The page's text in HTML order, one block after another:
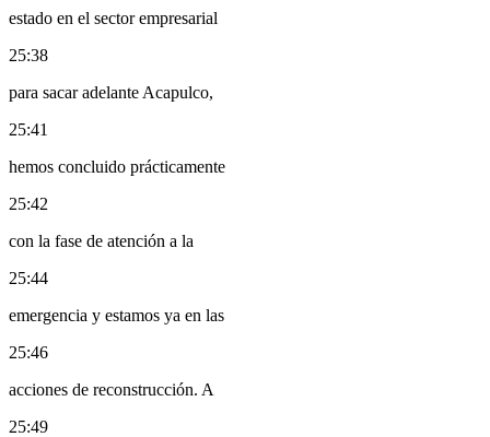
estado en el sector empresarial
25:38
para sacar adelante Acapulco,
25:41
hemos concluido prácticamente
25:42
con la fase de atención a la
25:44
emergencia y estamos ya en las
25:46
acciones de reconstrucción. A
25:49